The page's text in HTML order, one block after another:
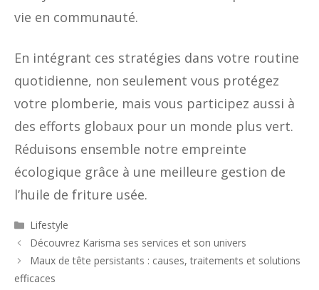
vie en communauté.
En intégrant ces stratégies dans votre routine
quotidienne, non seulement vous protégez
votre plomberie, mais vous participez aussi à
des efforts globaux pour un monde plus vert.
Réduisons ensemble notre empreinte
écologique grâce à une meilleure gestion de
l’huile de friture usée.
Catégories
Lifestyle
Découvrez Karisma ses services et son univers
Maux de tête persistants : causes, traitements et solutions
efficaces